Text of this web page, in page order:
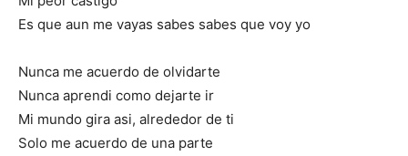
Es que aun me vayas sabes sabes que voy yo
Nunca me acuerdo de olvidarte
Nunca aprendi como dejarte ir
Mi mundo gira asi, alrededor de ti
Solo me acuerdo de una parte